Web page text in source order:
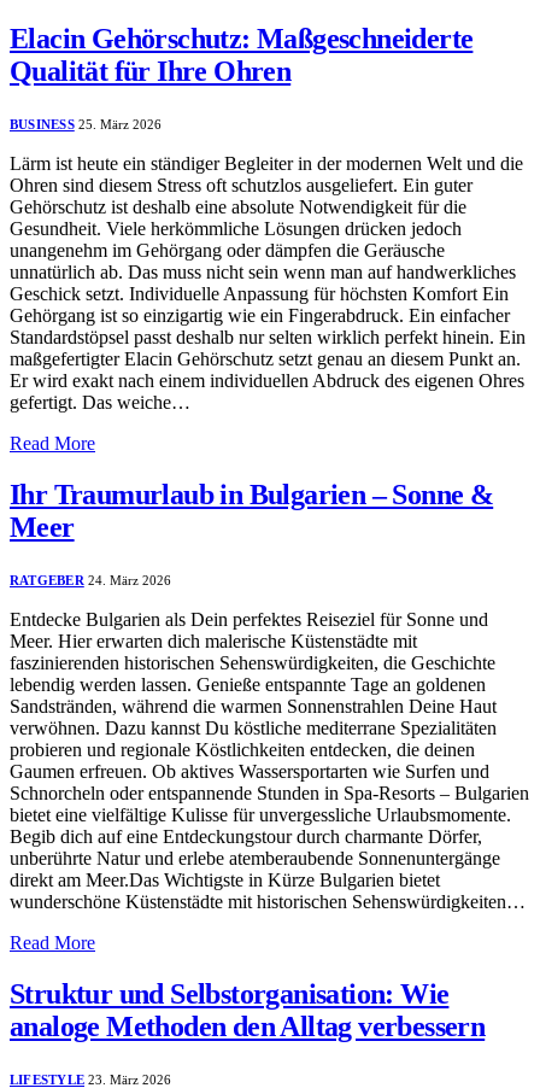
Elacin Gehörschutz: Maßgeschneiderte
Qualität für Ihre Ohren
BUSINESS 25. März 2026
Lärm ist heute ein ständiger Begleiter in der modernen Welt und die
Ohren sind diesem Stress oft schutzlos ausgeliefert. Ein guter
Gehörschutz ist deshalb eine absolute Notwendigkeit für die
Gesundheit. Viele herkömmliche Lösungen drücken jedoch
unangenehm im Gehörgang oder dämpfen die Geräusche
unnatürlich ab. Das muss nicht sein wenn man auf handwerkliches
Geschick setzt. Individuelle Anpassung für höchsten Komfort Ein
Gehörgang ist so einzigartig wie ein Fingerabdruck. Ein einfacher
Standardstöpsel passt deshalb nur selten wirklich perfekt hinein. Ein
maßgefertigter Elacin Gehörschutz setzt genau an diesem Punkt an.
Er wird exakt nach einem individuellen Abdruck des eigenen Ohres
gefertigt. Das weiche…
Read More
Ihr Traumurlaub in Bulgarien – Sonne &
Meer
RATGEBER 24. März 2026
Entdecke Bulgarien als Dein perfektes Reiseziel für Sonne und
Meer. Hier erwarten dich malerische Küstenstädte mit
faszinierenden historischen Sehenswürdigkeiten, die Geschichte
lebendig werden lassen. Genieße entspannte Tage an goldenen
Sandstränden, während die warmen Sonnenstrahlen Deine Haut
verwöhnen. Dazu kannst Du köstliche mediterrane Spezialitäten
probieren und regionale Köstlichkeiten entdecken, die deinen
Gaumen erfreuen. Ob aktives Wassersportarten wie Surfen und
Schnorcheln oder entspannende Stunden in Spa-Resorts – Bulgarien
bietet eine vielfältige Kulisse für unvergessliche Urlaubsmomente.
Begib dich auf eine Entdeckungstour durch charmante Dörfer,
unberührte Natur und erlebe atemberaubende Sonnenuntergänge
direkt am Meer.Das Wichtigste in Kürze Bulgarien bietet
wunderschöne Küstenstädte mit historischen Sehenswürdigkeiten…
Read More
Struktur und Selbstorganisation: Wie
analoge Methoden den Alltag verbessern
LIFESTYLE 23. März 2026